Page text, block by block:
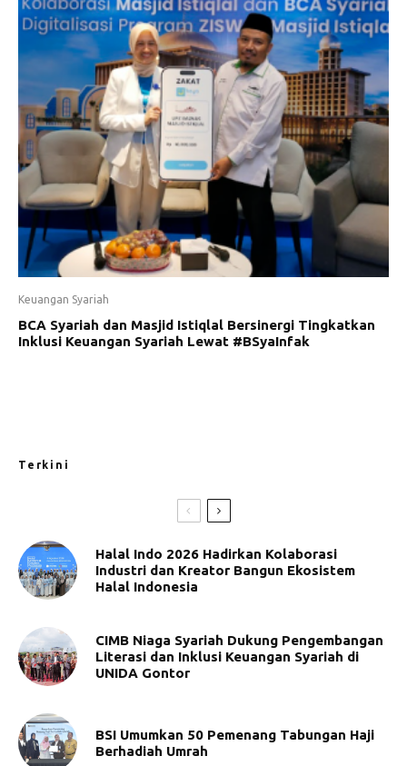
Keuangan Syariah
BCA Syariah dan Masjid Istiqlal Bersinergi Tingkatkan
Inklusi Keuangan Syariah Lewat #BSyaInfak
Terkini
Halal Indo 2026 Hadirkan Kolaborasi
Industri dan Kreator Bangun Ekosistem
Halal Indonesia
CIMB Niaga Syariah Dukung Pengembangan
Literasi dan Inklusi Keuangan Syariah di
UNIDA Gontor
BSI Umumkan 50 Pemenang Tabungan Haji
Berhadiah Umrah